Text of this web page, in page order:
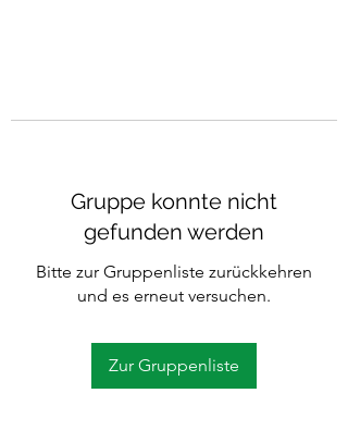
Gruppe konnte nicht
gefunden werden
Bitte zur Gruppenliste zurückkehren
und es erneut versuchen.
Zur Gruppenliste